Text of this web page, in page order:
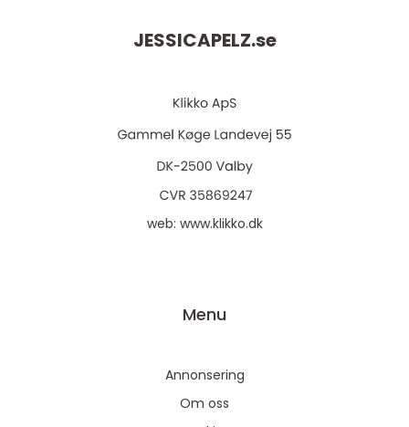
JESSICAPELZ.se
web: www.klikko.dk
Menu
Annonsering
Om oss